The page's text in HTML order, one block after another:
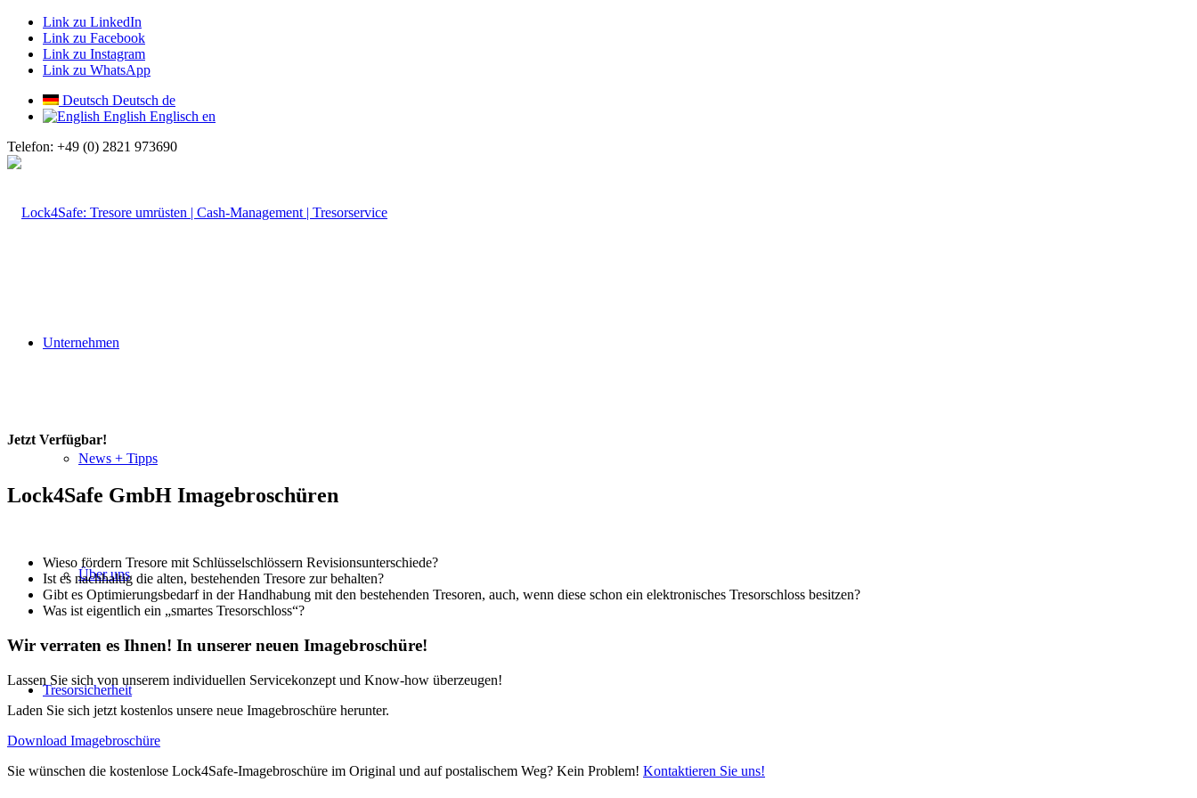
Link zu LinkedIn
Link zu Facebook
Link zu Instagram
Link zu WhatsApp
Deutsch Deutsch de
English Englisch en
Telefon: +49 (0) 2821 973690
Unternehmen
News + Tipps
Über uns
Tresorsicherheit
Jetzt Verfügbar!
Lock4Safe GmbH Imagebroschüren
Wieso fördern Tresore mit Schlüsselschlössern Revisionsunterschiede?
Ist es nachhaltig die alten, bestehenden Tresore zur behalten?
Gibt es Optimierungsbedarf in der Handhabung mit den bestehenden Tresoren, auch, wenn diese schon ein elektronisches Tresorschloss besitzen?
Was ist eigentlich ein „smartes Tresorschloss“?
Wir verraten es Ihnen! In unserer neuen Imagebroschüre!
Lassen Sie sich von unserem individuellen Servicekonzept und Know-how überzeugen!
Laden Sie sich jetzt kostenlos unsere neue Imagebroschüre herunter.
Download Imagebroschüre
Sie wünschen die kostenlose Lock4Safe-Imagebroschüre im Original und auf postalischem Weg? Kein Problem! Kontaktieren Sie uns!